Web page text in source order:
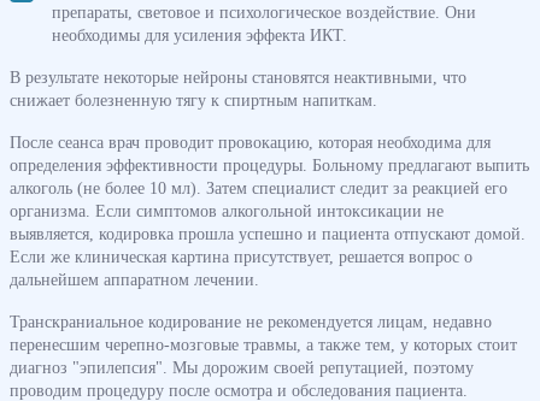
препараты, световое и психологическое воздействие. Они
необходимы для усиления эффекта ИКТ.
В результате некоторые нейроны становятся неактивными, что
снижает болезненную тягу к спиртным напиткам.
После сеанса врач проводит провокацию, которая необходима для
определения эффективности процедуры. Больному предлагают выпить
алкоголь (не более 10 мл). Затем специалист следит за реакцией его
организма. Если симптомов алкогольной интоксикации не
выявляется, кодировка прошла успешно и пациента отпускают домой.
Если же клиническая картина присутствует, решается вопрос о
дальнейшем аппаратном лечении.
Транскраниальное кодирование не рекомендуется лицам, недавно
перенесшим черепно-мозговые травмы, а также тем, у которых стоит
диагноз "эпилепсия". Мы дорожим своей репутацией, поэтому
проводим процедуру после осмотра и обследования пациента.